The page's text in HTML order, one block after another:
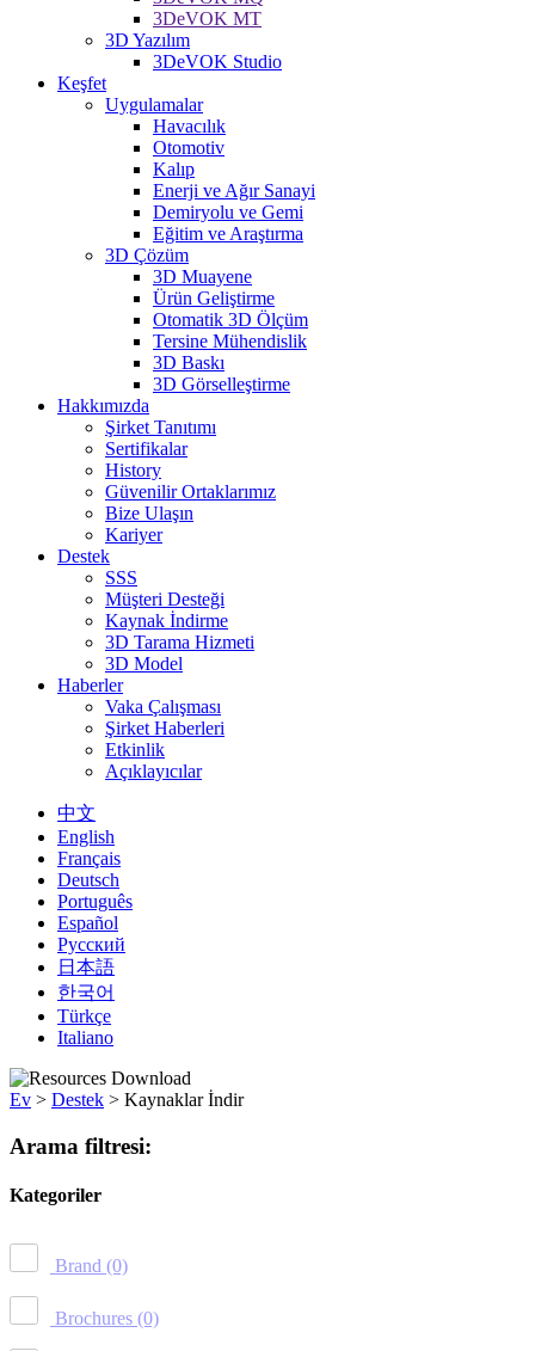
3DeVOK MT
3D Yazılım
3DeVOK Studio
Keşfet
Uygulamalar
Havacılık
Otomotiv
Kalıp
Enerji ve Ağır Sanayi
Demiryolu ve Gemi
Eğitim ve Araştırma
3D Çözüm
3D Muayene
Ürün Geliştirme
Otomatik 3D Ölçüm
Tersine Mühendislik
3D Baskı
3D Görselleştirme
Hakkımızda
Şirket Tanıtımı
Sertifikalar
History
Güvenilir Ortaklarımız
Bize Ulaşın
Kariyer
Destek
SSS
Müşteri Desteği
Kaynak İndirme
3D Tarama Hizmeti
3D Model
Haberler
Vaka Çalışması
Şirket Haberleri
Etkinlik
Açıklayıcılar
中文
English
Français
Deutsch
Português
Español
Русский
日本語
한국어
Türkçe
Italiano
Ev > Destek > Kaynaklar İndir
Arama filtresi:
Kategoriler
Brand (0)
Brochures (0)